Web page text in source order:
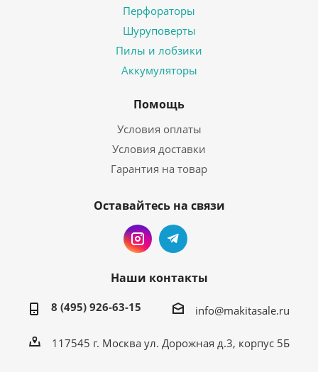
Перфораторы
Шуруповерты
Пилы и лобзики
Аккумуляторы
Помощь
Условия оплаты
Условия доставки
Гарантия на товар
Оставайтесь на связи
Наши контакты
8 (495) 926-63-15 info@makitasale.ru
117545 г. Москва ул. Дорожная д.3, корпус 5Б